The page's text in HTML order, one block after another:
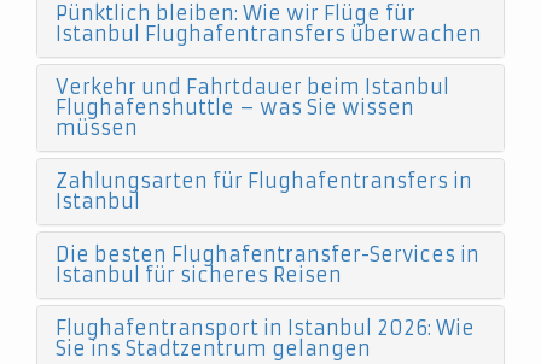
Pünktlich bleiben: Wie wir Flüge für
Istanbul Flughafentransfers überwachen
Verkehr und Fahrtdauer beim Istanbul
Flughafenshuttle – was Sie wissen
müssen
Zahlungsarten für Flughafentransfers in
Istanbul
Die besten Flughafentransfer-Services in
Istanbul für sicheres Reisen
Flughafentransport in Istanbul 2026: Wie
Sie ins Stadtzentrum gelangen